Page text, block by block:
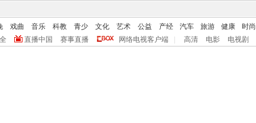
戏曲 音乐 科教 青少 文化 艺术 公益 产经 汽车 旅游 健康 时尚
直播中国 赛事直播 网络电视客户端 高清 电影 电视剧